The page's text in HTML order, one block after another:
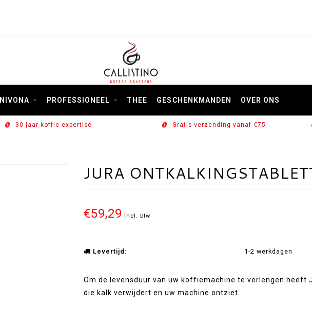
NIVONA PROFESSIONEEL THEE GESCHENKMANDEN OVER ONS
30 jaar koffie-expertise Gratis verzending vanaf €75
JURA
€59,29 Incl. btw
Levertijd: 1-2 werkdagen
Om de levensduur van uw koffiemachine te verlengen heeft
die kalk verwijdert en uw machine ontziet.